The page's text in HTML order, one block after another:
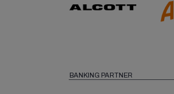
BANKING PARTNER